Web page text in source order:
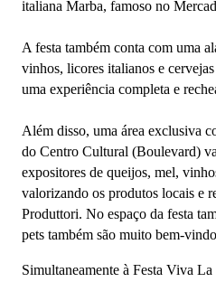
italiana Marba, famoso no
A festa também conta com uma
vinhos, licores italianos e
uma experiência completa e
Além disso, uma área exclusiva
do Centro Cultural (Boulevard)
expositores de queijos, mel,
valorizando os produtos locais e
Produttori. No espaço da festa
pets também são muito bem-
Simultaneamente à Festa Viva